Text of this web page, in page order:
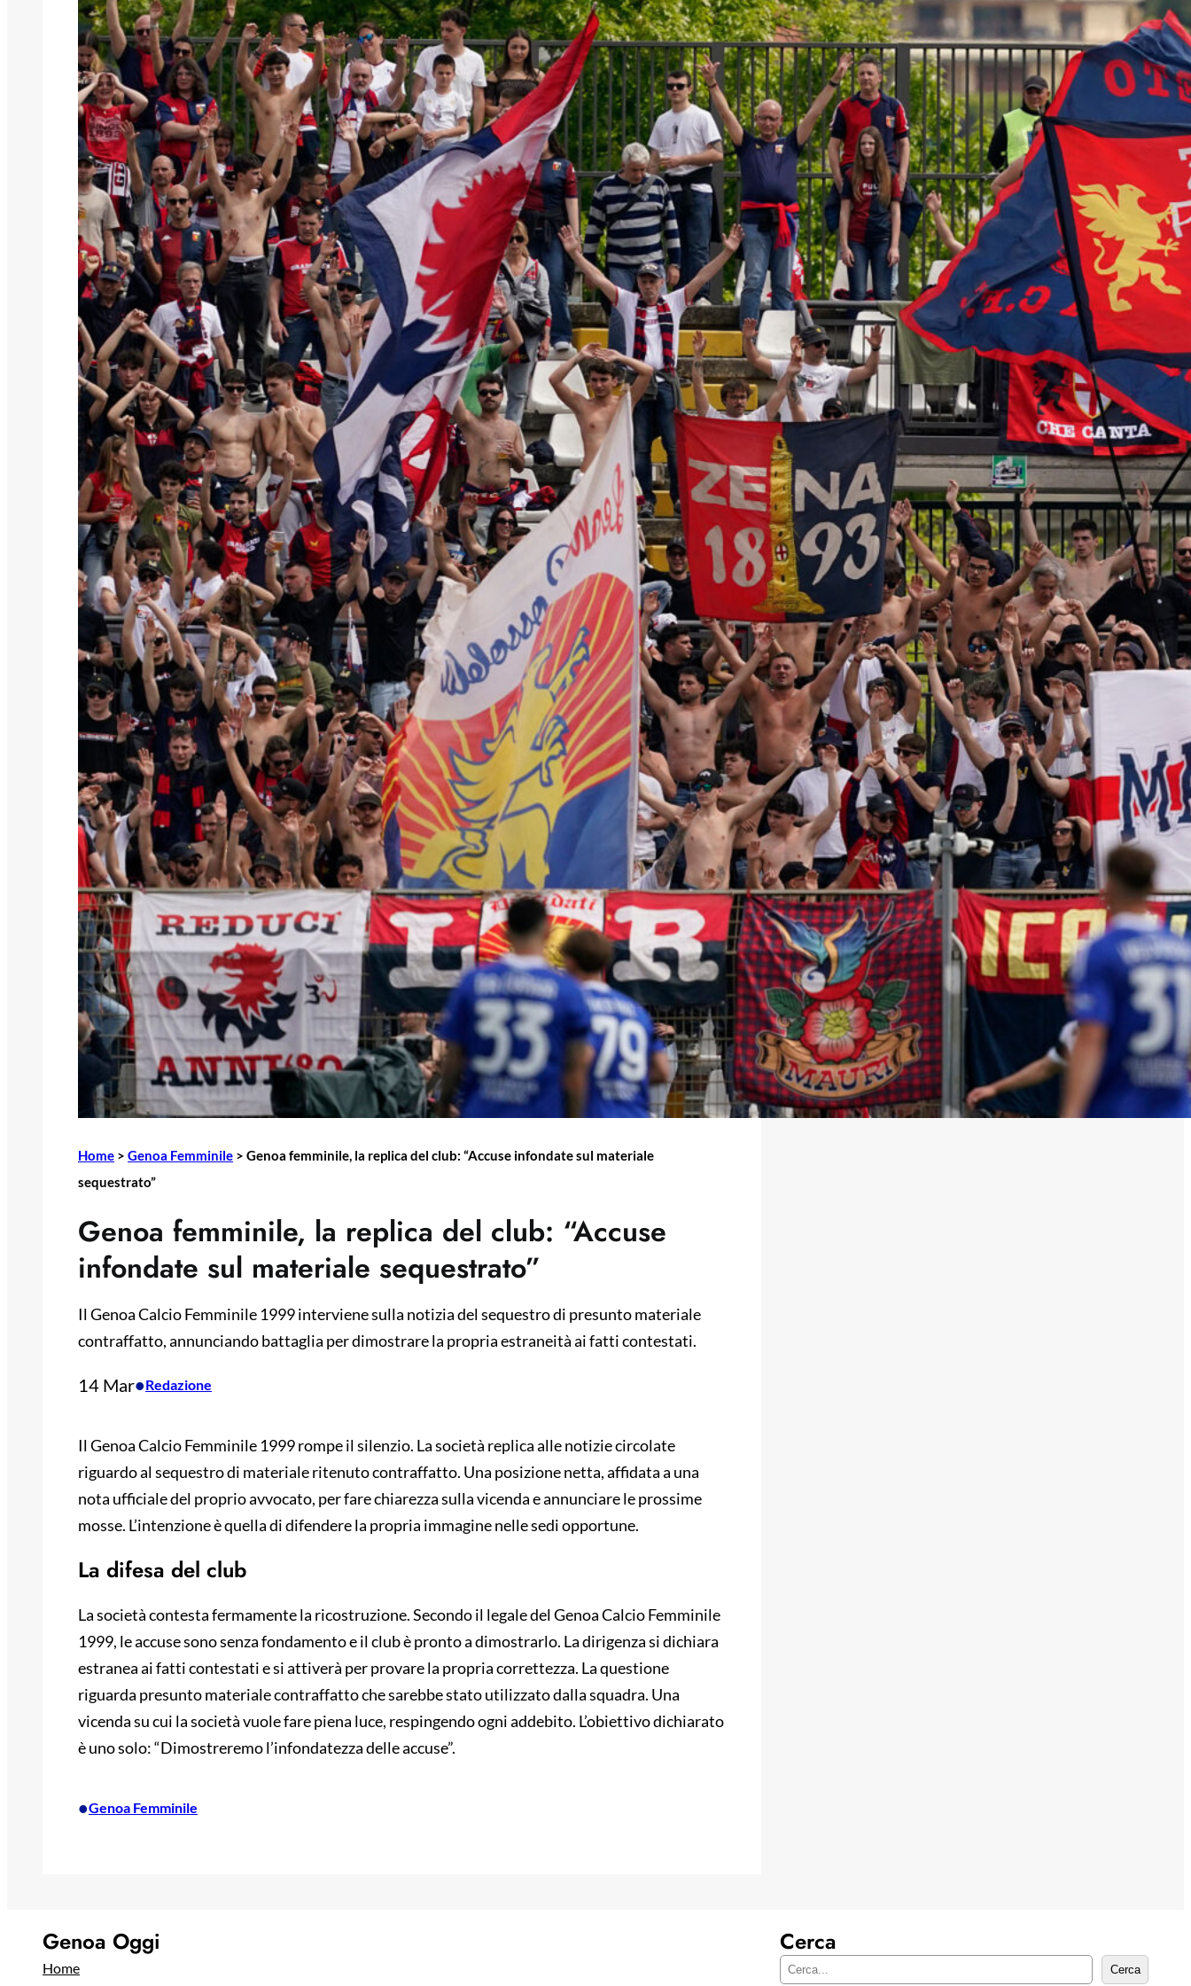
Home > Genoa Femminile > Genoa femminile, la replica del club: “Accuse infondate sul materiale
sequestrato”
Genoa femminile, la replica del club: “Accuse
infondate sul materiale sequestrato”
Il Genoa Calcio Femminile 1999 interviene sulla notizia del sequestro di presunto materiale
contraffatto, annunciando battaglia per dimostrare la propria estraneità ai fatti contestati.
14 Mar•Redazione
Il Genoa Calcio Femminile 1999 rompe il silenzio. La società replica alle notizie circolate
riguardo al sequestro di materiale ritenuto contraffatto. Una posizione netta, affidata a una
nota ufficiale del proprio avvocato, per fare chiarezza sulla vicenda e annunciare le prossime
mosse. L’intenzione è quella di difendere la propria immagine nelle sedi opportune.
La difesa del club
La società contesta fermamente la ricostruzione. Secondo il legale del Genoa Calcio Femminile
1999, le accuse sono senza fondamento e il club è pronto a dimostrarlo. La dirigenza si dichiara
estranea ai fatti contestati e si attiverà per provare la propria correttezza. La questione
riguarda presunto materiale contraffatto che sarebbe stato utilizzato dalla squadra. Una
vicenda su cui la società vuole fare piena luce, respingendo ogni addebito. L’obiettivo dichiarato
è uno solo: “Dimostreremo l’infondatezza delle accuse”.
•Genoa Femminile
8 Agosto 2026
Genoa su Cheddira: duello con il
Cagliari per l’attaccante del Napoli
8 Agosto 2026
Gudmundsson può lasciare la
Fiorentina: il Genoa osserva, ritorno
possibile?
8 Agosto 2026
Genoa Oggi
Home
Cerca
C
Cerca